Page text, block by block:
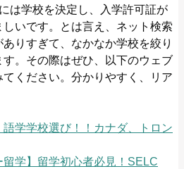
は学校を決定し、入学許可証が
いです。とは言え、ネット検索
りすぎて、なかなか学校を絞り
。その際はぜひ、以下のウェブ
ください。分かりやすく、リア
学学校選び！！カナダ、トロン
留学】留学初心者必見！SELC